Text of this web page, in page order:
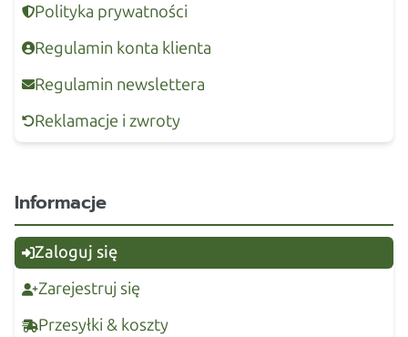
Polityka prywatności
Regulamin konta klienta
Regulamin newslettera
Reklamacje i zwroty
Informacje
Zaloguj się
Zarejestruj się
Przesyłki & koszty